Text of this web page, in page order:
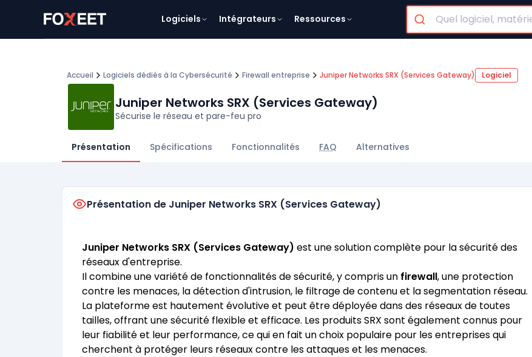
Logiciels Intégrateurs Ressources
Accueil Logiciels dédiés à la Cybersécurité Firewall entreprise Juniper Networks SRX (Services Gateway) Logiciel
Juniper Networks SRX (Services Gateway)
Sécurise le réseau et pare-feu pro
Présentation Spécifications Fonctionnalités FAQ Alternatives
Présentation de Juniper Networks SRX (Services Gateway)
Juniper Networks SRX (Services Gateway) est une solution complète pour la sécurité des
réseaux d'entreprise.
Il combine une variété de fonctionnalités de sécurité, y compris un firewall, une protection
contre les menaces, la détection d'intrusion, le filtrage de contenu et la segmentation réseau.
La plateforme est hautement évolutive et peut être déployée dans des réseaux de toutes
tailles, offrant une sécurité flexible et efficace. Les produits SRX sont également connus pour
leur fiabilité et leur performance, ce qui en fait un choix populaire pour les entreprises qui
cherchent à protéger leurs réseaux contre les attaques et les menaces.